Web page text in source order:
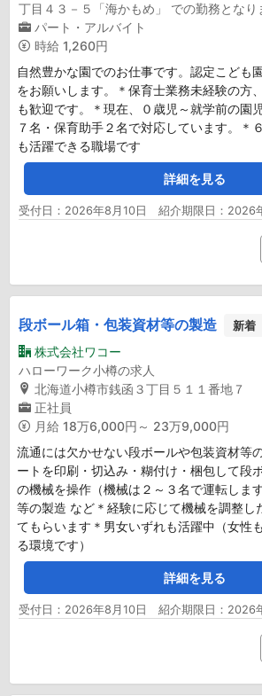
丁目４３－５「海かもめ」 での勤務となり
パート・アルバイト
時給 1,260円
自然豊かな園でのお仕事です。認定こども
をお願いします。＊保育士業務未経験の方
も歓迎です。＊現在、０歳児～就学前の園
７名・保育助手２名で対応しています。＊
も活躍できる職場です
詳細を見る
受付日：2026年8月10日 紹介期限日：2026
段ボール箱・包装資材等の製造 新着
株式会社ワコー
ハローワーク小樽の求人
北海道小樽市銭函３丁目５１１番地７
正社員
月給 18万6,000円～ 23万9,000円
流通には欠かせない段ボールや包装資材等
ートを印刷・切込み・糊付け・梱包して段
の機械を操作（機械は２～３名で運転しま
等の製造 など＊経験に応じて機械を調整し
てもらいます＊男女いずれも活躍中（女性
る環境です）
詳細を見る
受付日：2026年8月10日 紹介期限日：2026